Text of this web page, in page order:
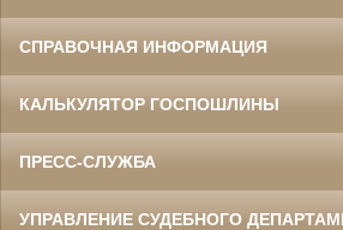
СПРАВОЧНАЯ ИНФОРМАЦИЯ
КАЛЬКУЛЯТОР ГОСПОШЛИНЫ
ПРЕСС-СЛУЖБА
УПРАВЛЕНИЕ СУДЕБНОГО